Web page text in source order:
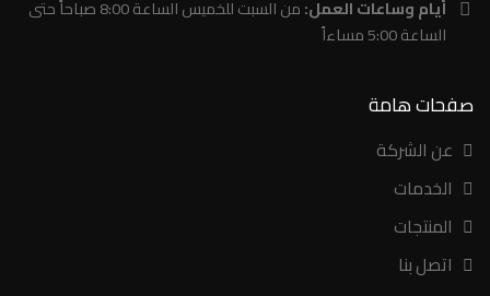
أيام وساعات العمل:
من السبت للخميس الساعة 8:00 صباحاً حتى
الساعة 5:00 مساءاً
صفحات هامة
عن الشركة
الخدمات
المنتجات
اتصل بنا